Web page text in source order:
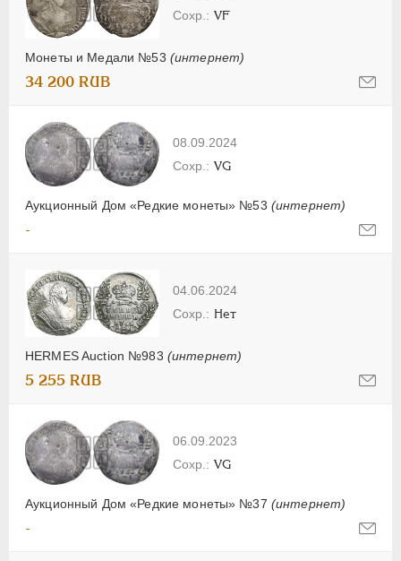
Монеты и Медали №53 (интернет)
VF
34 200 RUB
08.09.2024
Аукционный Дом «Редкие монеты» №53 (интернет)
VG
-
04.06.2024
HERMES Auction №983 (интернет)
Нет
5 255 RUB
06.09.2023
Аукционный Дом «Редкие монеты» №37 (интернет)
VG
-